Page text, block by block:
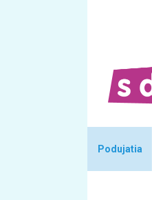
Podujatia